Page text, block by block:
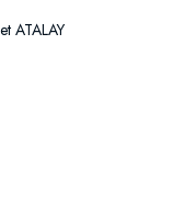
ATALAY